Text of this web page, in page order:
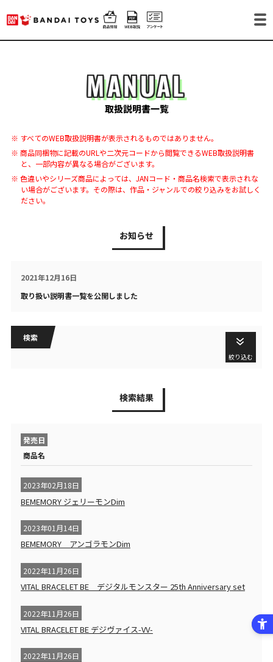
MANUAL
取扱説明書一覧
※ すべてのWEB取扱説明書が表示されるものではありません。
※ 商品同梱物に記載のURLや二次元コードから閲覧できるWEB取扱説明書
と、一部内容が異なる場合がございます。
※ 色違いやシリーズ商品によっては、JANコード・商品名検索で表示されな
い場合がございます。その際は、作品・ジャンルでの絞り込みをお試しく
ださい。
お知らせ
2021年12月16日
取り扱い説明書一覧を公開しました
検索
絞り込む
検索結果
発売日
商品名
2023年02月18日
BEMEMORY ジェリーモンDim
2023年01月14日
BEMEMORY アンゴラモンDim
2022年11月26日
VITAL BRACELET BE デジタルモンスター 25th Anniversary set
2022年11月26日
VITAL BRACELET BE デジヴァイス-VV-
2022年11月26日